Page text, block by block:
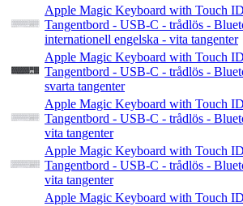
Apple Magic Keyboard with Touch
Tangentbord - USB-C - trådlös -
internationell engelska - vita tangenter
Apple Magic Keyboard with Touch
Tangentbord - USB-C - trådlös -
svarta tangenter
Apple Magic Keyboard with Touch
Tangentbord - USB-C - trådlös -
vita tangenter
Apple Magic Keyboard with Touch
Tangentbord - USB-C - trådlös -
vita tangenter
Apple Magic Keyboard with Touch